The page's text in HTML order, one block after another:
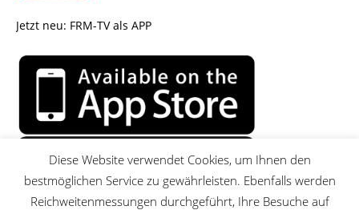
Jetzt neu: FRM-TV als APP
Diese Website verwendet Cookies, um Ihnen den
bestmöglichen Service zu gewährleisten. Ebenfalls werden
Reichweitenmessungen durchgeführt, Ihre Besuche auf